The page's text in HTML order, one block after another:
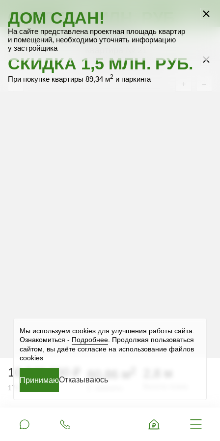
Мы используем cookies для улучшения работы сайта.
Ознакомиться - Подробнее . Продолжая пользоваться
сайтом, вы даёте согласие на использование файлов
cookies
Принимаю
Принимаю
Принимаю
Принимаю
ПринимаюОтказываюсь
4 этаж
без межкомнатных перегородок
+ –
10 346 200 ₽
170 000 ₽ за м 2
Выбрать квартиру
Выбрать квартиру
Выбрать квартиру
Выбрать квартиру
Выбрать квартиру
СКИДКА 1 МЛН. РУБ.
При покупке только квартиры 89,34 м2
СКИДКА 1,5 МЛН. РУБ.
При покупке квартиры 89,34 м2 и паркинга
ДОМ СДАН!
На сайте представлена проектная площадь квартир
и помещений, необходимо уточнять информацию
у застройщика